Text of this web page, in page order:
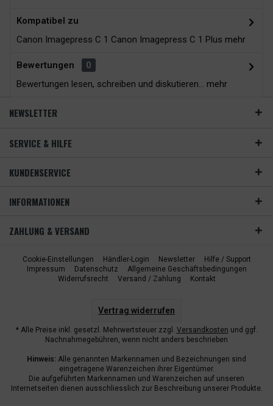
Kompatibel zu
Canon Imagepress C 1 Canon Imagepress C 1 Plus mehr
Bewertungen
0
Bewertungen lesen, schreiben und diskutieren... mehr
NEWSLETTER
SERVICE & HILFE
KUNDENSERVICE
INFORMATIONEN
ZAHLUNG & VERSAND
Cookie-Einstellungen Händler-Login Newsletter
Hilfe / Support
Impressum
Datenschutz
Allgemeine Geschäftsbedingungen
Widerrufsrecht
Versand / Zahlung Kontakt
Vertrag widerrufen
* Alle Preise inkl. gesetzl. Mehrwertsteuer zzgl. Versandkosten und ggf.
Nachnahmegebühren, wenn nicht anders beschrieben
Hinweis: Alle genannten Markennamen und Bezeichnungen sind
eingetragene Warenzeichen ihrer Eigentümer.
Die aufgeführten Markennamen und Warenzeichen auf unseren
Internetseiten dienen ausschliesslich zur Beschreibung unserer Produkte.